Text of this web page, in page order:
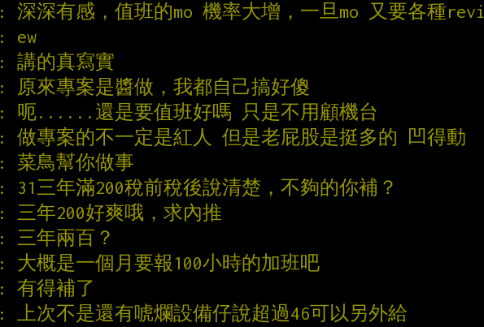
: 深深有感，值班的mo 機率大增，一旦mo 又要各種revi
: ew
: 講的真寫實
: 原來專案是醬做，我都自己搞好傻
: 呃......還是要值班好嗎 只是不用顧機台
: 做專案的不一定是紅人 但是老屁股是挺多的 凹得動
: 菜鳥幫你做事
: 31三年滿200稅前稅後說清楚，不夠的你補？
: 三年200好爽哦，求內推
: 三年兩百？
: 大概是一個月要報100小時的加班吧
: 有得補了
: 上次不是還有唬爛設備仔說超過46可以另外給